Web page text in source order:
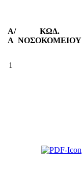
Α/
Α
ΚΩΔ.
ΝΟΣΟΚΟΜΕΙΟΥ
1